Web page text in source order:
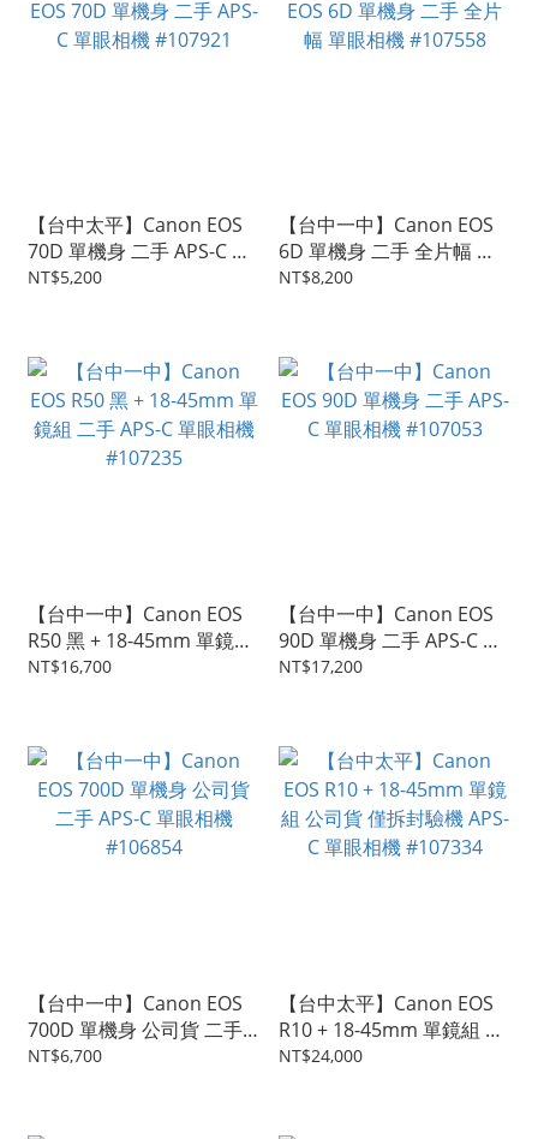
【台中太平】Canon EOS
70D 單機身 二手 APS-C 單
眼相機 #107921
NT$5,200
【台中一中】Canon EOS
6D 單機身 二手 全片幅 單
眼相機 #107558
NT$8,200
【台中一中】Canon EOS
R50 黑 + 18-45mm 單鏡組
二手 APS-C 單眼相機
NT$16,700
【台中一中】Canon EOS
90D 單機身 二手 APS-C 單
眼相機 #107053
NT$17,200
【台中一中】Canon EOS
700D 單機身 公司貨 二手
APS-C 單眼相機 #106854
NT$6,700
【台中太平】Canon EOS
R10 + 18-45mm 單鏡組 公
司貨 僅拆封驗機 APS-C 單
NT$24,000